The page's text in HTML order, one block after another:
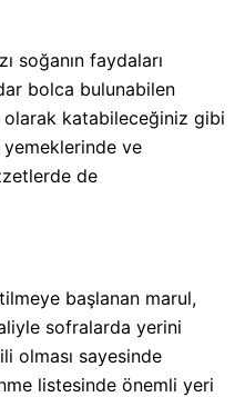
soğanın faydaları
bolca bulunabilen
olarak katabileceğiniz gibi
yemeklerinde ve
de
başlanan marul,
sofralarda yerini
olması sayesinde
listesinde önemli yeri